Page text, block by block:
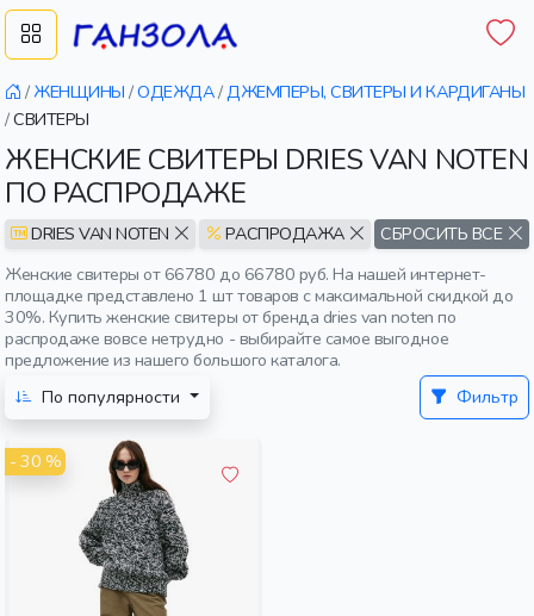
/ ЖЕНЩИНЫ /ОДЕЖДА/ДЖЕМПЕРЫ, СВИТЕРЫ И КАРДИГАНЫ
/СВИТЕРЫ
ЖЕНСКИЕ СВИТЕРЫ DRIES VAN NOTEN
ПО РАСПРОДАЖЕ
DRIES VAN NOTEN РАСПРОДАЖА
СБРОСИТЬ ВСЕ
Женские свитеры от 66780 до 66780 руб. На нашей интернет-
площадке представлено 1 шт товаров с максимальной скидкой до
30%. Купить женские свитеры от бренда dries van noten по
распродаже вовсе нетрудно - выбирайте самое выгодное
предложение из нашего большого каталога.
По популярности
Фильтр
- 30 %